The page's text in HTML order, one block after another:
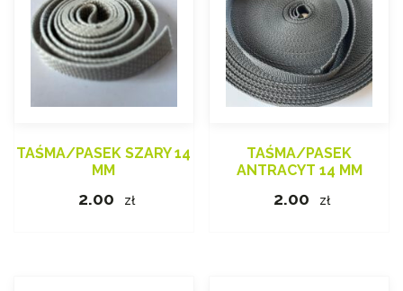
TAŚMA/PASEK SZARY 14
MM
2.00 zł
TAŚMA/PASEK
ANTRACYT 14 MM
2.00 zł